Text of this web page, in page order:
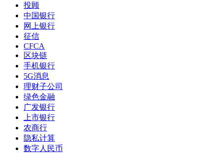
投顾
中国银行
网上银行
征信
CFCA
区块链
手机银行
5G消息
理财子公司
绿色金融
广发银行
上市银行
农商行
隐私计算
数字人民币